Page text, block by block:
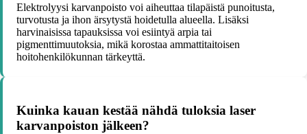
Elektrolyysi karvanpoisto voi aiheuttaa tilapäistä punoitusta,
turvotusta ja ihon ärsytystä hoidetulla alueella. Lisäksi
harvinaisissa tapauksissa voi esiintyä arpia tai
pigmenttimuutoksia, mikä korostaa ammattitaitoisen
hoitohenkilökunnan tärkeyttä.
Kuinka kauan kestää nähdä tuloksia laser
karvanpoiston jälkeen?